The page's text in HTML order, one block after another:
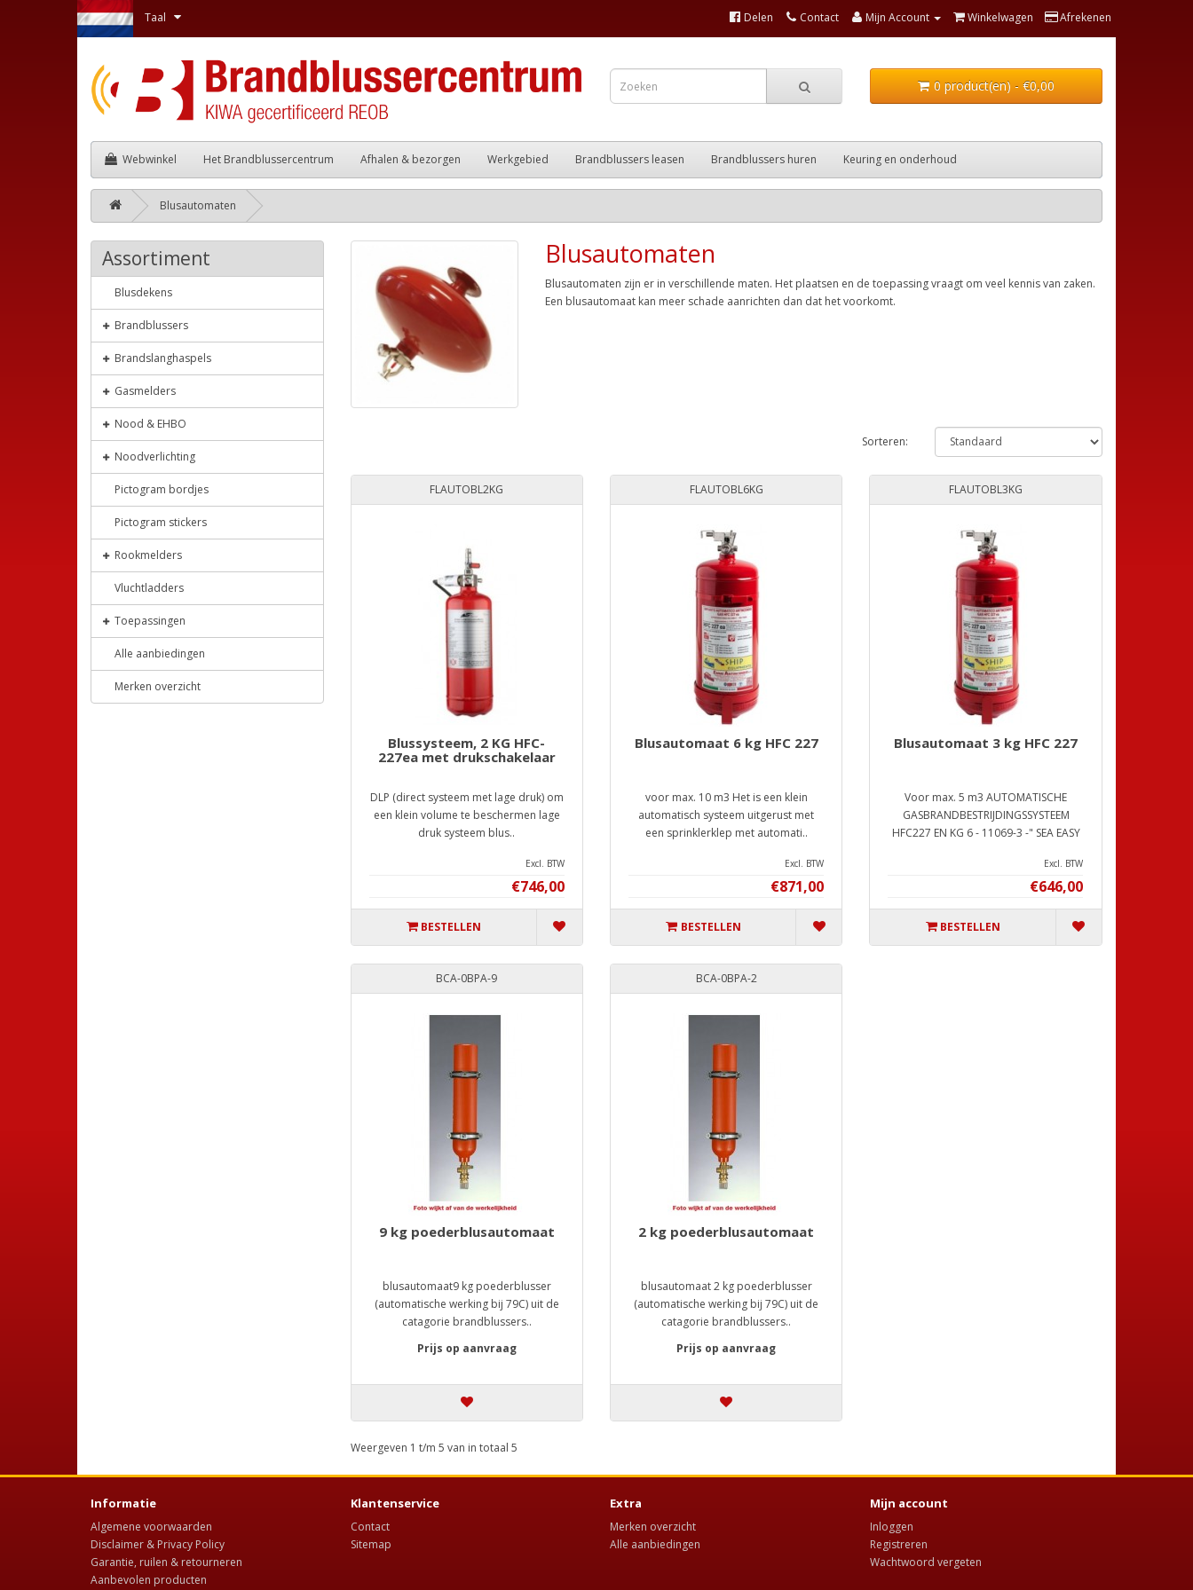
Taal Delen Contact Mijn Account Winkelwagen Afrekenen
0 product(en) - €0,00
Webwinkel Het Brandblussercentrum Afhalen & bezorgen Werkgebied Brandblussers leasen Brandblussers huren Keuring en onderhoud
Blusautomaten
Assortiment
Blusdekens
Brandblussers
Brandslanghaspels
Gasmelders
Nood & EHBO
Noodverlichting
Pictogram bordjes
Pictogram stickers
Rookmelders
Vluchtladders
Toepassingen
Alle aanbiedingen
Merken overzicht
Blusautomaten
Blusautomaten zijn er in verschillende maten. Het plaatsen en de toepassing vraagt om veel kennis van zaken.
Een blusautomaat kan meer schade aanrichten dan dat het voorkomt.
Sorteren:
FLAUTOBL2KG
Blussysteem, 2 KG HFC-
227ea met drukschakelaar
DLP (direct systeem met lage druk) om
een klein volume te beschermen lage
druk systeem blus..
Excl. BTW
€746,00
BESTELLEN
FLAUTOBL6KG
Blusautomaat 6 kg HFC 227
voor max. 10 m3 Het is een klein
automatisch systeem uitgerust met
een sprinklerklep met automati..
Excl. BTW
€871,00
BESTELLEN
FLAUTOBL3KG
Blusautomaat 3 kg HFC 227
Voor max. 5 m3 AUTOMATISCHE
GASBRANDBESTRIJDINGSSYSTEEM
HFC227 EN KG 6 - 11069-3 -" SEA EASY
Excl. BTW
€646,00
BESTELLEN
BCA-0BPA-9
9 kg poederblusautomaat
blusautomaat9 kg poederblusser
(automatische werking bij 79C) uit de
catagorie brandblussers..
Prijs op aanvraag
BCA-0BPA-2
2 kg poederblusautomaat
blusautomaat 2 kg poederblusser
(automatische werking bij 79C) uit de
catagorie brandblussers..
Prijs op aanvraag
Weergeven 1 t/m 5 van in totaal 5
Informatie
Algemene voorwaarden
Disclaimer & Privacy Policy
Garantie, ruilen & retourneren
Aanbevolen producten
Klantenservice
Contact
Sitemap
Extra
Merken overzicht
Alle aanbiedingen
Mijn account
Inloggen
Registreren
Wachtwoord vergeten